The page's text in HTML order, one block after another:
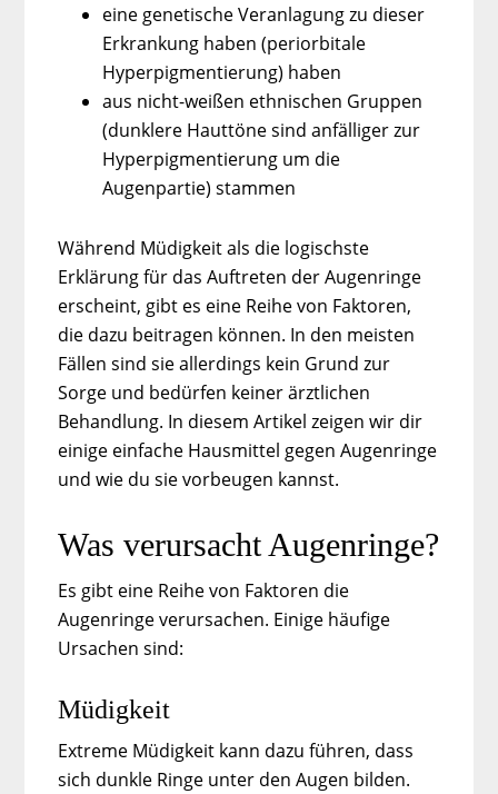
eine genetische Veranlagung zu dieser
Erkrankung haben (periorbitale
Hyperpigmentierung) haben
aus nicht-weißen ethnischen Gruppen
(dunklere Hauttöne sind anfälliger zur
Hyperpigmentierung um die
Augenpartie) stammen
Während Müdigkeit als die logischste
Erklärung für das Auftreten der Augenringe
erscheint, gibt es eine Reihe von Faktoren,
die dazu beitragen können. In den meisten
Fällen sind sie allerdings kein Grund zur
Sorge und bedürfen keiner ärztlichen
Behandlung. In diesem Artikel zeigen wir dir
einige einfache Hausmittel gegen Augenringe
und wie du sie vorbeugen kannst.
Was verursacht Augenringe?
Es gibt eine Reihe von Faktoren die
Augenringe verursachen. Einige häufige
Ursachen sind:
Müdigkeit
Extreme Müdigkeit kann dazu führen, dass
sich dunkle Ringe unter den Augen bilden.